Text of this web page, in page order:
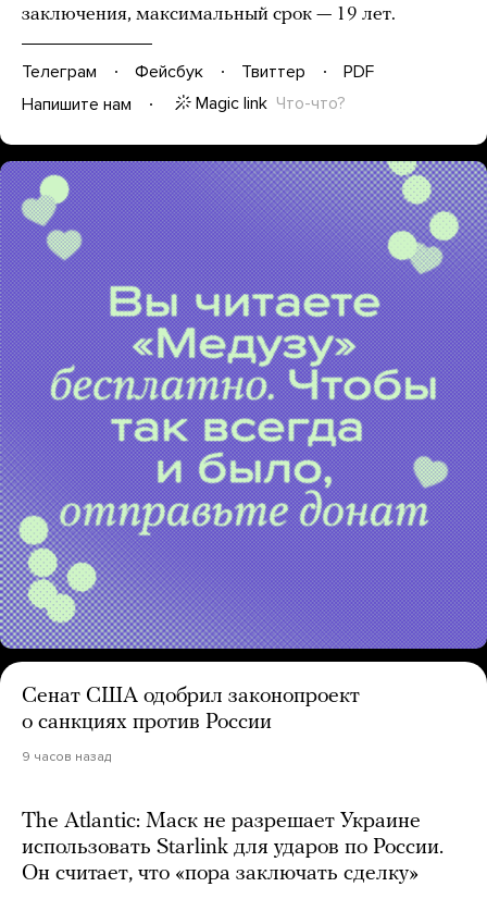
заключения, максимальный срок — 19 лет.
Телеграм Фейсбук Твиттер
PDF
Напишите нам
Magic link Что-что?
Сенат США одобрил законопроект
о санкциях против России
9 часов назад
The Atlantic: Маск не разрешает Украине
использовать Starlink для ударов по России.
Он считает, что «пора заключать сделку»